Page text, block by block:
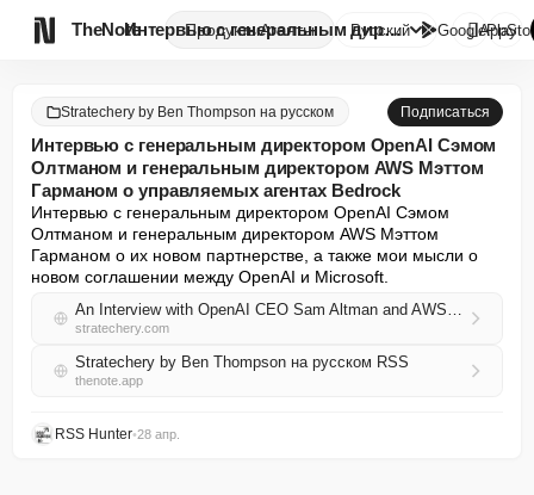
TheNote ПродуктыАгенты Интервью с генеральным директо...
Русский GooglePlay

Stratechery by Ben Thompson на русском Подписаться
Интервью с генеральным директором OpenAI Сэмом
Олтманом и генеральным директором AWS Мэттом
Гарманом о управляемых агентах Bedrock
Интервью с генеральным директором OpenAI Сэмом
Олтманом и генеральным директором AWS Мэттом
Гарманом о их новом партнерстве, а также мои мысли о
новом соглашении между OpenAI и Microsoft.
An Interview with OpenAI CEO Sam Altman and AWS CEO Matt Garman About Bedrock Managed Agents
stratechery.com
Stratechery by Ben Thompson на русском RSS
thenote.app
RSS Hunter•28 апр.